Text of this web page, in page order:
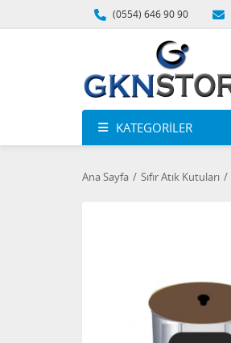
(0554) 646 90 90
KATEGORILER
Ana Sayfa Sıfır Atık Kutuları